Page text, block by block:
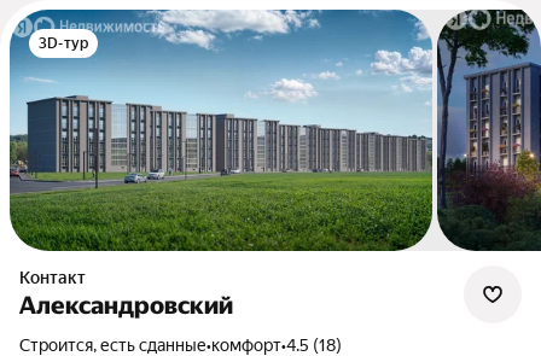
3D-тур
Контакт
Александровский
Строится, есть сданные•комфорт•4.5 (18)